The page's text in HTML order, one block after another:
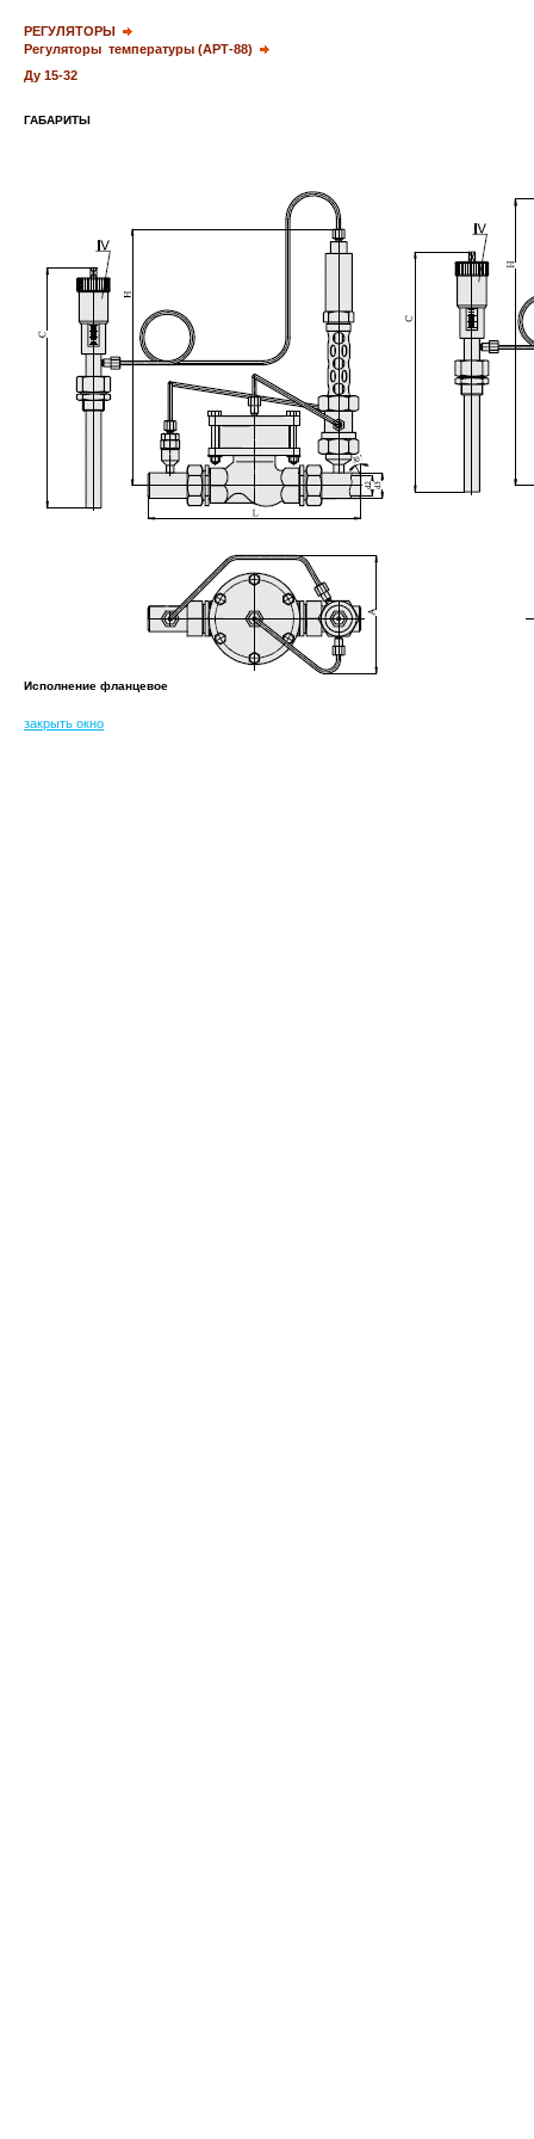
РЕГУЛЯТОРЫ
Регуляторы температуры (АРТ-88)
Ду 15-32
ГАБАРИТЫ
Исполнение фланцевое
закрыть окно